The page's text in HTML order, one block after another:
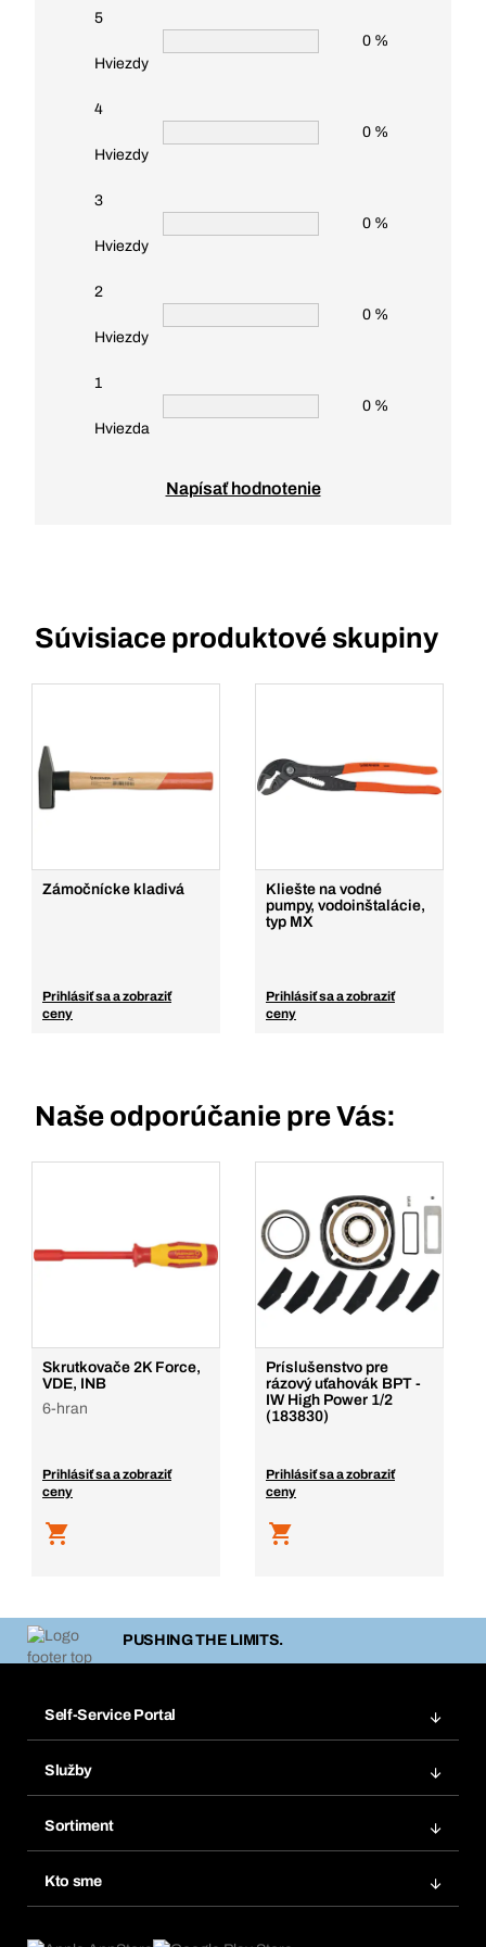
5
Hviezdy
0 %
4
Hviezdy
0 %
3
Hviezdy
0 %
2
Hviezdy
0 %
1
Hviezda
0 %
Napísať hodnotenie
Súvisiace produktové skupiny
Zámočnícke kladivá
Prihlásiť sa a zobraziť
ceny
Kliešte na vodné
pumpy, vodoinštalácie,
typ MX
Prihlásiť sa a zobraziť
ceny
Naše odporúčanie pre Vás:
Skrutkovače 2K Force,
VDE, INB
6-hran
Prihlásiť sa a zobraziť
ceny
Príslušenstvo pre
rázový uťahovák BPT -
IW High Power 1/2
(183830)
Prihlásiť sa a zobraziť
ceny
PUSHING THE LIMITS.
Self-Service Portal
Obľúbené
Opakované objednávky
Predplatné
Služby
Chemická databáza
eProcurement
Sortiment
Kto sme